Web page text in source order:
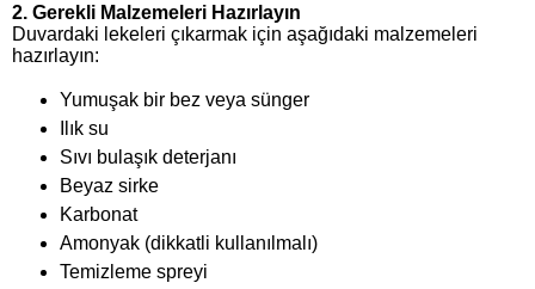
2. Gerekli Malzemeleri Hazırlayın
Duvardaki lekeleri çıkarmak için aşağıdaki malzemeleri
hazırlayın:
Yumuşak bir bez veya sünger
Ilık su
Sıvı bulaşık deterjanı
Beyaz sirke
Karbonat
Amonyak (dikkatli kullanılmalı)
Temizleme spreyi